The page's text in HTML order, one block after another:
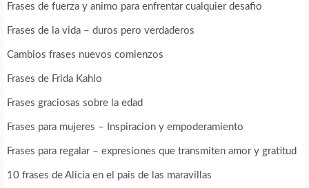
Frases de fuerza y animo para enfrentar cualquier desafio
Frases de la vida – duros pero verdaderos
Cambios frases nuevos comienzos
Frases de Frida Kahlo
Frases graciosas sobre la edad
Frases para mujeres – Inspiracion y empoderamiento
Frases para regalar – expresiones que transmiten amor y gratitud
10 frases de Alicia en el pais de las maravillas